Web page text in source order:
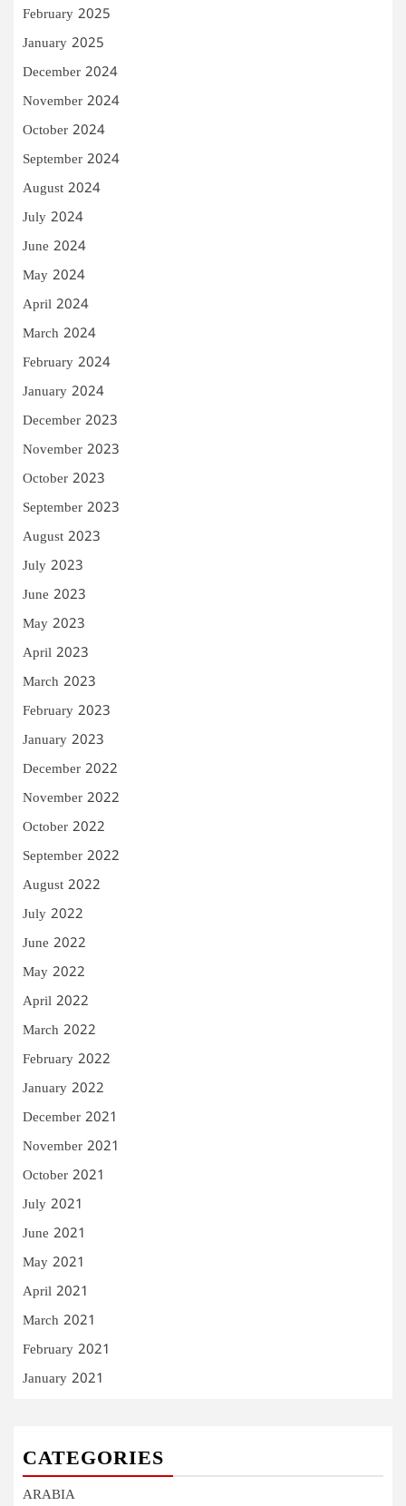
February 2025
January 2025
December 2024
November 2024
October 2024
September 2024
August 2024
July 2024
June 2024
May 2024
April 2024
March 2024
February 2024
January 2024
December 2023
November 2023
October 2023
September 2023
August 2023
July 2023
June 2023
May 2023
April 2023
March 2023
February 2023
January 2023
December 2022
November 2022
October 2022
September 2022
August 2022
July 2022
June 2022
May 2022
April 2022
March 2022
February 2022
January 2022
December 2021
November 2021
October 2021
July 2021
June 2021
May 2021
April 2021
March 2021
February 2021
January 2021
CATEGORIES
ARABIA